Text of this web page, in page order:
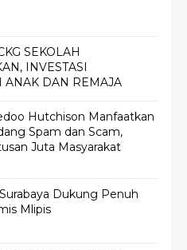
SEKOLAH
INVESTASI
ANAK DAN REMAJA
Hutchison Manfaatkan
Spam dan Scam,
Juta Masyarakat
Dukung Penuh
Mlipis